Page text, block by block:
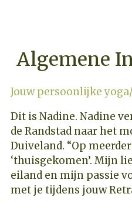
Algemene
Jouw persoonlijke
Dit is Nadine. Nadine
de Randstad naar het
Duiveland. “Op
‘thuisgekomen’. Mijn
eiland en mijn passie
met je tijdens jouw